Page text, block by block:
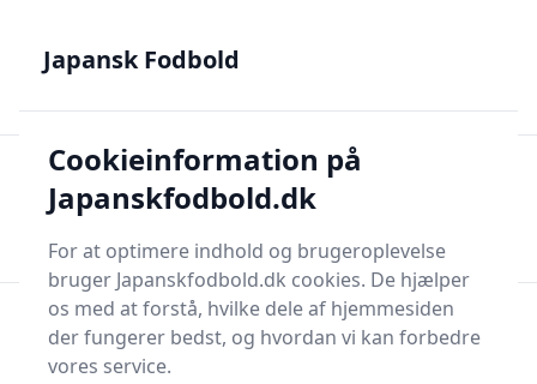
japanske talenter
Japansk Fodbold
Søg nu
Japansk Fodbold
Cookieinformation på
Japanskfodbold.dk
For at optimere indhold og brugeroplevelse
bruger Japanskfodbold.dk cookies. De hjælper
os med at forstå, hvilke dele af hjemmesiden
der fungerer bedst, og hvordan vi kan forbedre
vores service.